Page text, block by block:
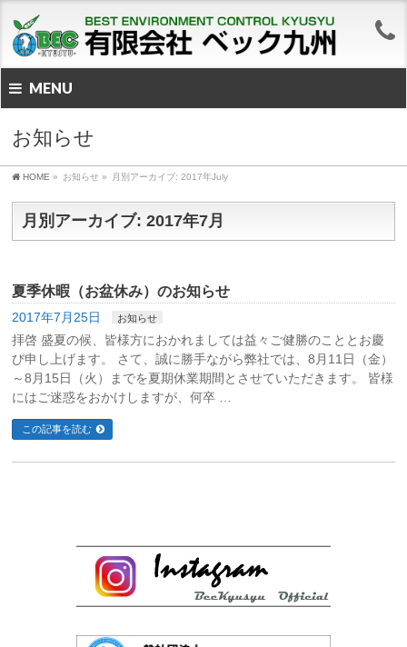
MENU
お知らせ
HOME » お知らせ » 月別アーカイブ: 2017年July
月別アーカイブ: 2017年7月
夏季休暇（お盆休み）のお知らせ
2017年7月25日 お知らせ
拝啓 盛夏の候、皆様方におかれましては益々ご健勝のこととお慶
び申し上げます。 さて、誠に勝手ながら弊社では、8月11日（金）
～8月15日（火）までを夏期休業期間とさせていただきます。 皆様
にはご迷惑をおかけしますが、何卒 …
この記事を読む